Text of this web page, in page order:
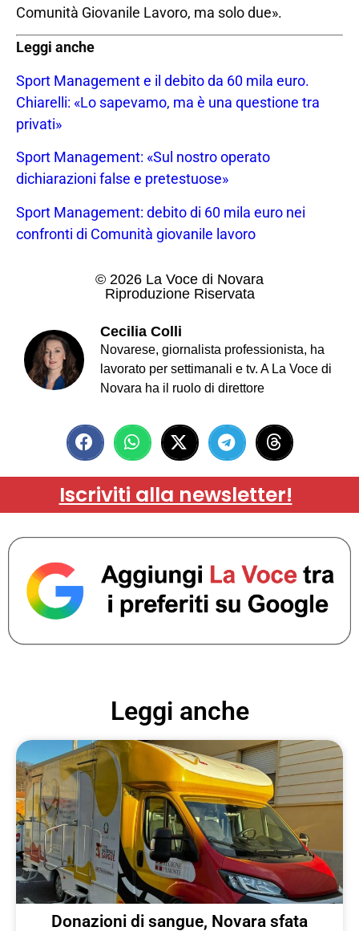
Comunità Giovanile Lavoro, ma solo due».
Leggi anche
Sport Management e il debito da 60 mila euro.
Chiarelli: «Lo sapevamo, ma è una questione tra
privati»
Sport Management: «Sul nostro operato
dichiarazioni false e pretestuose»
Sport Management: debito di 60 mila euro nei
confronti di Comunità giovanile lavoro
© 2026 La Voce di Novara
Riproduzione Riservata
Cecilia Colli
Novarese, giornalista professionista, ha
lavorato per settimanali e tv. A La Voce di
Novara ha il ruolo di direttore
Iscriviti alla newsletter!
Leggi anche
Donazioni di sangue, Novara sfata